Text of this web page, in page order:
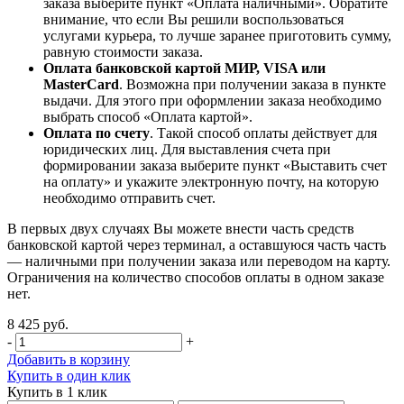
внимание, что если Вы решили воспользоваться
услугами курьера, то лучше заранее приготовить сумму,
равную стоимости заказа.
Оплата банковской картой МИР, VISA или
MasterCard. Возможна при получении заказа в пункте
выдачи. Для этого при оформлении заказа необходимо
выбрать способ «Оплата картой».
Оплата по счету. Такой способ оплаты действует для
юридических лиц. Для выставления счета при
формировании заказа выберите пункт «Выставить счет
на оплату» и укажите электронную почту, на которую
необходимо отправить счет.
В первых двух случаях Вы можете внести часть средств
банковской картой через терминал, а оставшуюся часть часть
— наличными при получении заказа или переводом на карту.
Ограничения на количество способов оплаты в одном заказе
нет.
8 425 руб.
-
+
Добавить в корзину
Купить в один клик
Купить в 1 клик